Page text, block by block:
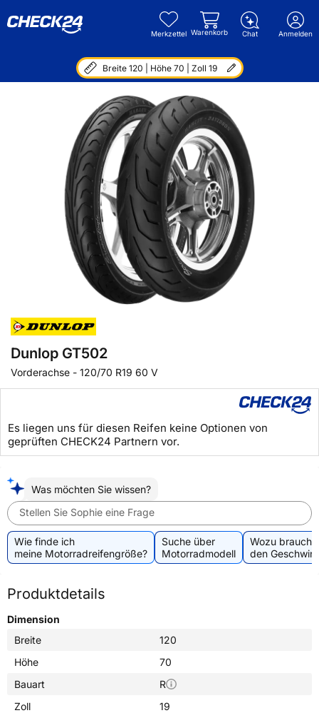
Merkzettel Warenkorb Chat Anmelden
Breite 120 | Höhe 70 | Zoll 19
Dunlop GT502
Vorderachse - 120/70 R19 60 V
Es liegen uns für diesen Reifen keine Optionen von
geprüften CHECK24 Partnern vor.
Was möchten Sie wissen?
Stellen Sie Sophie eine Frage
Wie finde ich
meine Motorradreifengröße?
Suche über
Motorradmodell
Wozu
den
Produktdetails
Dimension
Breite
120
Höhe
70
Bauart
R
Zoll
19